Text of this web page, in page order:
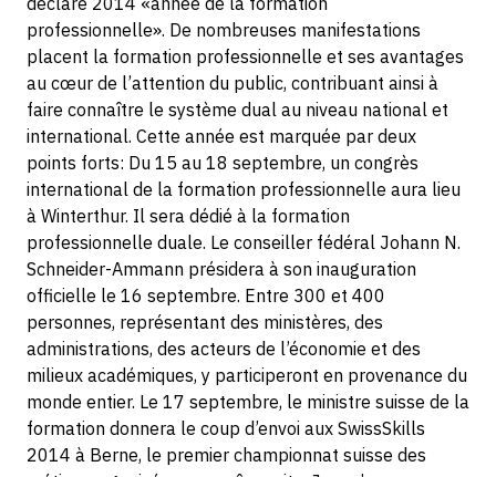
professionnelle». De nombreuses manifestations
placent la formation professionnelle et ses avantages
au cœur de l’attention du public, contribuant ainsi à
faire connaître le système dual au niveau national et
international. Cette année est marquée par deux
points forts: Du 15 au 18 septembre, un congrès
international de la formation professionnelle aura lieu
à Winterthur. Il sera dédié à la formation
professionnelle duale. Le conseiller fédéral Johann N.
Schneider-Ammann présidera à son inauguration
officielle le 16 septembre. Entre 300 et 400
personnes, représentant des ministères, des
administrations, des acteurs de l’économie et des
milieux académiques, y participeront en provenance du
monde entier. Le 17 septembre, le ministre suisse de la
formation donnera le coup d’envoi aux SwissSkills
2014 à Berne, le premier championnat suisse des